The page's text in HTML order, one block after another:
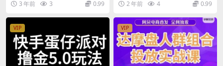
划系统课程的核心理念与实践
课时数为8节，主要...
3 年前 3 0.99
择不在个人主页中显...
2 年前 4 0.99
VIP VIP